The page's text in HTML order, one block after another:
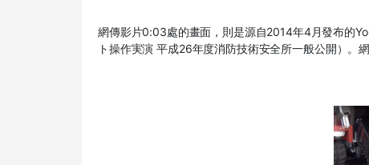
網傳影片0:03處的畫面，則是源自2014年4月發布的
ト操作実演 平成26年度消防技術安全所一般公開）。